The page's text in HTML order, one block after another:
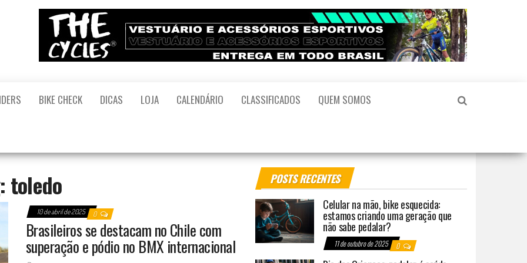
BIKE CHECK DICAS LOJA CALENDÁRIO CLASSIFICADOS QUEM SOMOS
toledo
10 de abril de 2025 0
Brasileiros se destacam no Chile com
superação e pódio no BMX internacional
POSTS RECENTES
Celular na mão, bike esquecida:
estamos criando uma geração que
não sabe pedalar?
11 de outubro de 2025 0